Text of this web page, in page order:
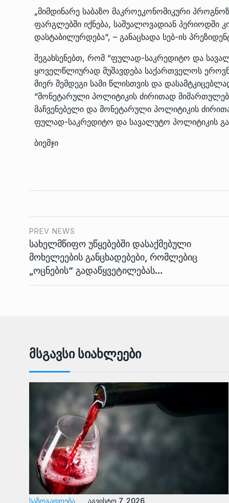
„მიმდინარე საბაზო მაკროეკონომიკური
ფარგლებში იქნება, საშუალოვადიან პერიოდში
დასტაბილურდება“, – განაცხადა სებ-ის
შეგახსენებთ, რომ “ფულად-საკრედიტო და
ყოველწლიურად მუშავდება საქართველოს
მიერ შემდეგი სამი წლისთვის და
“მონეტარული პოლიტიკის ძირითად
მაჩვენებელი და მონეტარული პოლიტიკის
ფულად-საკრედიტო და სავალუტო პოლიტიკის
ბიემჯი
PREV NEWS
სახელმწიფო უწყებებში დასაქმებული
მოხელეების განცხადებები, რომლებიც
„ოცნების“ გადაწყვეტილებას…
Მსგავსი Სიახლეები
ᲡᲐᲖᲝᲒᲐᲓᲝᲔᲑᲐ აგვისტო 7, 2026